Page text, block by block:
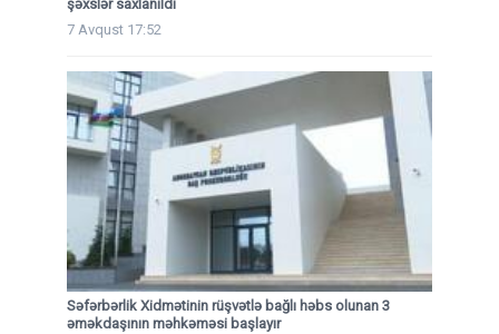
şəxslər saxlanıldı
7 Avqust 17:52
Səfərbərlik Xidmətinin rüşvətlə bağlı həbs olunan 3
əməkdaşının məhkəməsi başlayır